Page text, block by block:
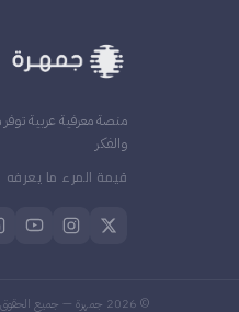
منصة معرفية عربية
والفكر
قيمة المرء ما يعرفه
©
2026 جمهرة — جميع